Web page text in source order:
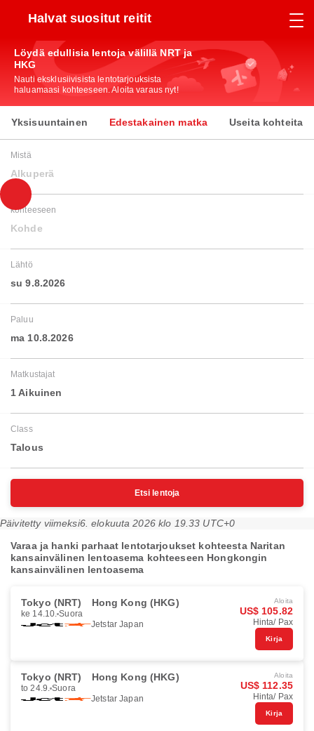
Halvat suositut reitit
Löydä edullisia lentoja välillä NRT ja
HKG
Nauti eksklusiivisista lentotarjouksista
haluamaasi kohteeseen. Aloita varaus nyt!
Yksisuuntainen Edestakainen matka Useita kohteita
Mistä
Alkuperä
kohteeseen
Kohde
Lähtö
su 9.8.2026
Paluu
ma 10.8.2026
Matkustajat
1 Aikuinen
Class
Talous
Etsi lentoja
Päivitetty viimeksi6. elokuuta 2026 klo 19.33 UTC+0
Varaa ja hanki parhaat lentotarjoukset kohteesta Naritan
kansainvälinen lentoasema kohteeseen Hongkongin
kansainvälinen lentoasema
Tokyo (NRT) Hong Kong (HKG)
ke 14.10. Suora
Jetstar Japan
Aloita
US$ 105.82
Hinta/ Pax
Kirja
Tokyo (NRT) Hong Kong (HKG)
to 24.9. Suora
Jetstar Japan
Aloita
US$ 112.35
Hinta/ Pax
Kirja